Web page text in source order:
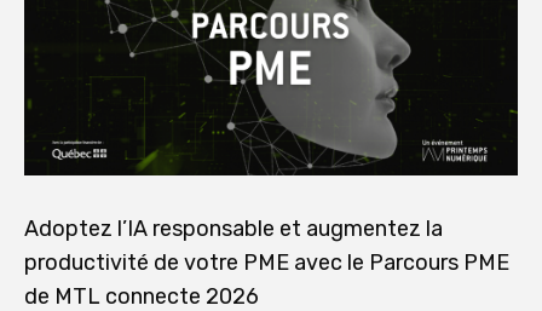
Adoptez l’IA responsable et augmentez la
productivité de votre PME avec le Parcours PME
de MTL connecte 2026